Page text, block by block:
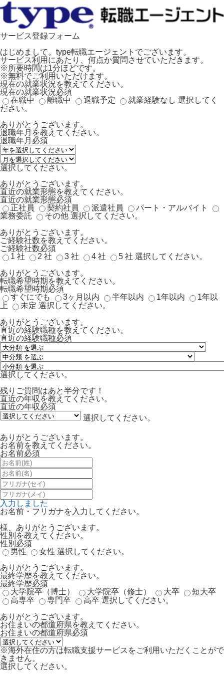
サービス登録フォーム
はじめまして。type転職エージェントでございます。
サービス利用にあたり、何点か質問させていただきます。
※所要時間は1分ほどです。
※無料でご利用いただけます。
現在の就業状況を教えてください。
現在の就業状況必須
在職中
離職中 退職予定 就業経験なし 選択してく
ださい。
ありがとうございます。
退職年月を教えてください。
退職年月 必須
選択してください。
ありがとうございます。
直近の就業形態を教えてください。
直近の就業形態必須
正社員
契約社員 派遣社員
パート・アルバイト
業務委託
その他 選択してください。
ありがとうございます。
ご経験社数を教えてください。
ご経験社数必須
1 社
2 社 3 社 4 社 5 社 選択してください。
ありがとうございます。
転職希望時期を教えてください。
転職希望時期必須
すぐにでも
3ヶ月以内 半年以内 1年以内
1年以
上
未定 選択してください。
ありがとうございます。
直近の経験職種を教えてください。
直近の経験職種必須
選択してください。
残りご質問はあと半分です！
直近の年収を教えてください。
直近の年収必須
選択してください。
ありがとうございます。
お名前を教えてください。
お名前必須
入力しました
お名前・フリガナを入力してください。
様、ありがとうございます。
性別を教えてください。
性別 必須
男性
女性 選択してください。
ありがとうございます。
最終学歴を教えてください。
最終学歴必須
大学院卒（博士）
大学院卒（修士） 大卒
短大卒
高専卒
専門卒 高卒 選択してください。
ありがとうございます。
お住まいの都道府県を教えてください。
お住まいの都道府県必須
※海外在住の方は転職支援サービスをご利用いただくことがで
きません。
選択してください。